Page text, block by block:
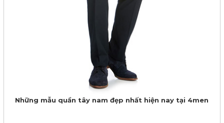
Những mẫu quần tây nam đẹp nhất hiện nay tại 4men